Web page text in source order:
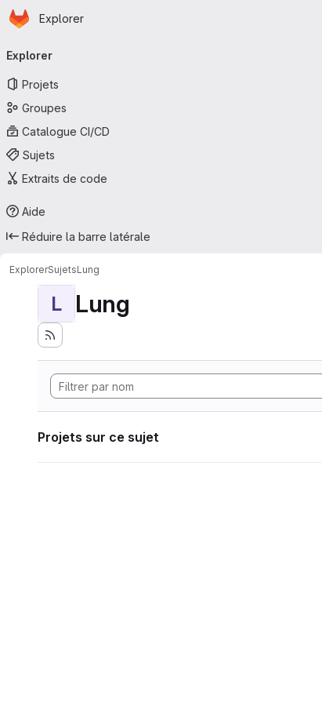
Passer au contenu principal
Page d'accueil
Explorer
principale
Explorer
Projets
Groupes
Catalogue CI/CD
Sujets
Extraits de code
Aide
Réduire la barre latérale
ExplorerSujetsLung
L Lung
Projets sur ce sujet